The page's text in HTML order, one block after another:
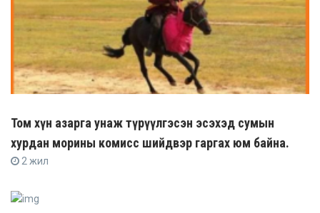
Том хүн азарга унаж түрүүлгэсэн эсэхэд сумын
хурдан морины комисс шийдвэр гаргах юм байна.
2 жил